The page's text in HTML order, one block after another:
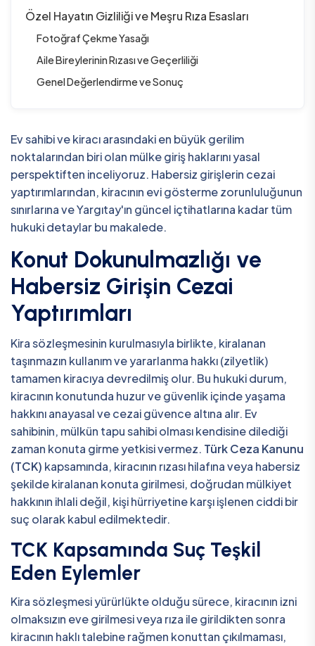
Özel Hayatın Gizliliği ve Meşru Rıza Esasları
Fotoğraf Çekme Yasağı
Aile Bireylerinin Rızası ve Geçerliliği
Genel Değerlendirme ve Sonuç
Ev sahibi ve kiracı arasındaki en büyük gerilim
noktalarından biri olan mülke giriş haklarını yasal
perspektiften inceliyoruz. Habersiz girişlerin cezai
yaptırımlarından, kiracının evi gösterme zorunluluğunun
sınırlarına ve Yargıtay'ın güncel içtihatlarına kadar tüm
hukuki detaylar bu makalede.
Konut Dokunulmazlığı ve
Habersiz Girişin Cezai
Yaptırımları
Kira sözleşmesinin kurulmasıyla birlikte, kiralanan
taşınmazın kullanım ve yararlanma hakkı (zilyetlik)
tamamen kiracıya devredilmiş olur. Bu hukuki durum,
kiracının konutunda huzur ve güvenlik içinde yaşama
hakkını anayasal ve cezai güvence altına alır. Ev
sahibinin, mülkün tapu sahibi olması kendisine dilediği
zaman konuta girme yetkisi vermez. Türk Ceza Kanunu
(TCK) kapsamında, kiracının rızası hilafına veya habersiz
şekilde kiralanan konuta girilmesi, doğrudan mülkiyet
hakkının ihlali değil, kişi hürriyetine karşı işlenen ciddi bir
suç olarak kabul edilmektedir.
TCK Kapsamında Suç Teşkil
Eden Eylemler
Kira sözleşmesi yürürlükte olduğu sürece, kiracının izni
olmaksızın eve girilmesi veya rıza ile girildikten sonra
kiracının haklı talebine rağmen konuttan çıkılmaması,